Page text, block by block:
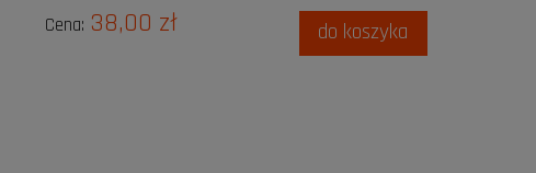
Cena: 38,00 zł do koszyka